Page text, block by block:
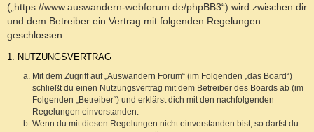
(„https://www.auswandern-webforum.de/phpBB3“) wird zwischen dir
und dem Betreiber ein Vertrag mit folgenden Regelungen
geschlossen:
1. NUTZUNGSVERTRAG
Mit dem Zugriff auf „Auswandern Forum“ (im Folgenden „das Board“)
schließt du einen Nutzungsvertrag mit dem Betreiber des Boards ab (im
Folgenden „Betreiber“) und erklärst dich mit den nachfolgenden
Regelungen einverstanden.
Wenn du mit diesen Regelungen nicht einverstanden bist, so darfst du